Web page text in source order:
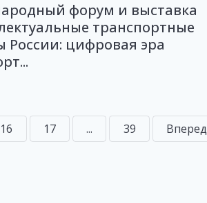
форум и выставка
транспортные
России: цифровая эра
16 17 ... 39 Вперед